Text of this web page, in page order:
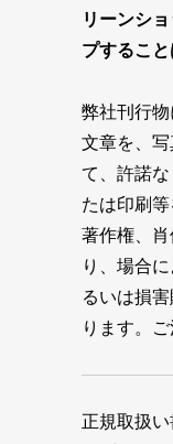
リーンシ
プすること
弊社刊行
文章を、
て、許諾
たは印刷
著作権、
り、場合
るいは損
ります。ご
正規取扱